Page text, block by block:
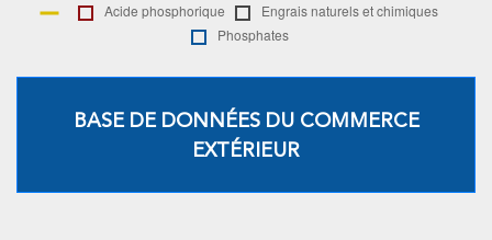
BASE DE DONNÉES DU COMMERCE
EXTÉRIEUR